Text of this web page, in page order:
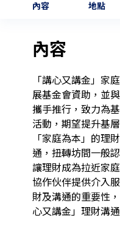
內容 地點
內容
「講心又講金」家
展基金會資助，並
攜手推行，致力為
活動，期望提升基
「家庭為本」的理
通，扭轉坊間一般
讓理財成為拉近家
協作伙伴提供介入
財及溝通的重要性
心又講金」理財溝